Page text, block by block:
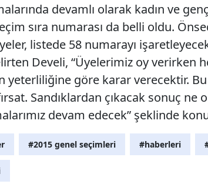
devamlı olarak kadın ve
sıra numarası da belli oldu.
listede 58 numarayı
Develi, “Üyelerimiz oy verirken
yeterliliğine göre karar verecektir.
Sandıklardan çıkacak sonuç ne
devam edecek” şeklinde
#2015 genel seçimleri #haberleri